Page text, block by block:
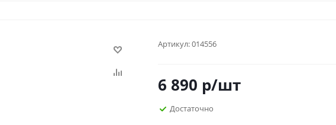
Артикул:014556
6 890 р/шт
Достаточно